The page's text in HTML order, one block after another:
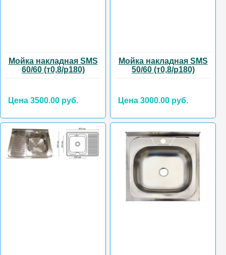
Мойка накладная SMS
60/60 (т0,8/р180)
Цена 3500.00 руб.
Мойка накладная SMS
50/60 (т0,8/р180)
Цена 3000.00 руб.